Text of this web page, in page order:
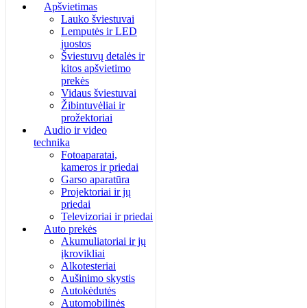
Apšvietimas
Lauko šviestuvai
Lemputės ir LED
juostos
Šviestuvų detalės ir
kitos apšvietimo
prekės
Vidaus šviestuvai
Žibintuvėliai ir
prožektoriai
Audio ir video
technika
Fotoaparatai,
kameros ir priedai
Garso aparatūra
Projektoriai ir jų
priedai
Televizoriai ir priedai
Auto prekės
Akumuliatoriai ir jų
įkrovikliai
Alkotesteriai
Aušinimo skystis
Autokėdutės
Automobilinės